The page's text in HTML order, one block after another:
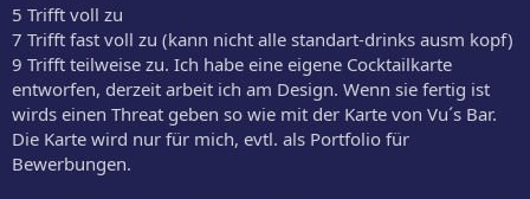
5 Trifft voll zu
7 Trifft fast voll zu (kann nicht alle standart-drinks ausm kopf)
9 Trifft teilweise zu. Ich habe eine eigene Cocktailkarte
entworfen, derzeit arbeit ich am Design. Wenn sie fertig ist
wirds einen Threat geben so wie mit der Karte von Vu´s Bar.
Die Karte wird nur für mich, evtl. als Portfolio für
Bewerbungen.